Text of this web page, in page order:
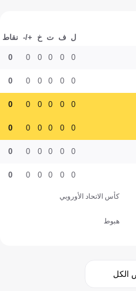
ل ف ت خ +/- نقاط
0
0
0
0
0
0
0
0
0
0
0
0
0
0
0
0
0
0
0
0
0
0
0
0
0
0
0
0
0
0
0
0
0
0
0
0
كأس الاتحاد الأوروبي
هبوط
الكل